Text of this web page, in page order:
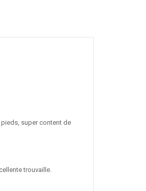
super content de
trouvaille.